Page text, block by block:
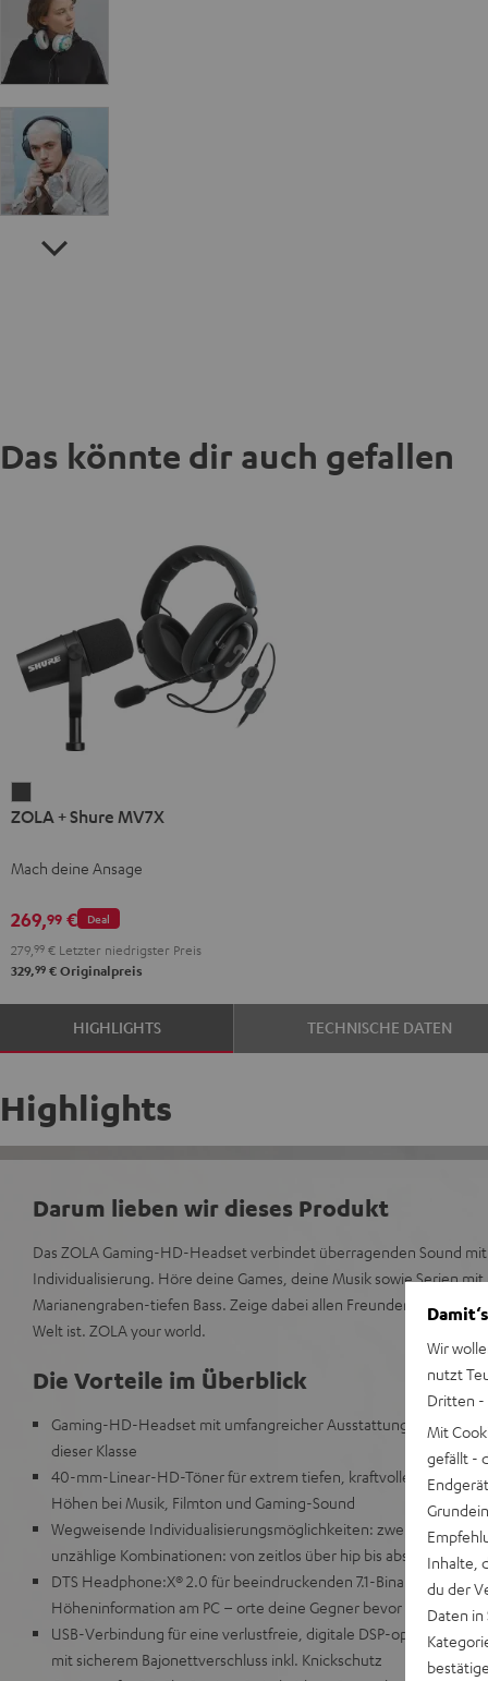
Das könnte dir auch gefallen
+
MV7X
Gray
ZOLA + Shure MV7X
Mach deine Ansage
Deal
269,99 €
279, 99 € Letzter niedrigster Preis
329,99 € Originalpreis
HIGHLIGHTS TECHNISCHE DATEN
Highlights
Darum lieben wir dieses Produkt
Das ZOLA Gaming-HD-Headset verbindet überragenden Sound
Individualisierung. Höre deine Games, deine Musik sowie Serien
Marianengraben-tiefen Bass. Zeige dabei allen Freunden wie
Welt ist. ZOLA your world.
Die Vorteile im Überblick
Gaming-HD-Headset mit umfangreicher Ausstattung und dem
dieser Klasse
40-mm-Linear-HD-Töner für extrem tiefen, kraftvollen Bass,
Höhen bei Musik, Filmton und Gaming-Sound
Wegweisende Individualisierungsmöglichkeiten: zwei
unzählige Kombinationen: von zeitlos über hip bis absolut
DTS Headphone:X® 2.0 für beeindruckenden 7.1-Binaural-
Höheninformation am PC – orte deine Gegner bevor du sie siehst
USB-Verbindung für eine verlustfreie, digitale DSP-optimierte
mit sicherem Bajonettverschluss inkl. Knickschutz
Wir
nutzt
Dritten -
Mit
gefällt -
Inhalte,
du der
Daten in